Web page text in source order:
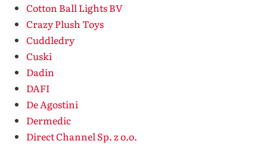
Cotton Ball Lights BV
Crazy Plush Toys
Cuddledry
Cuski
Dadin
DAFI
De Agostini
Dermedic
Direct Channel Sp. z o.o.